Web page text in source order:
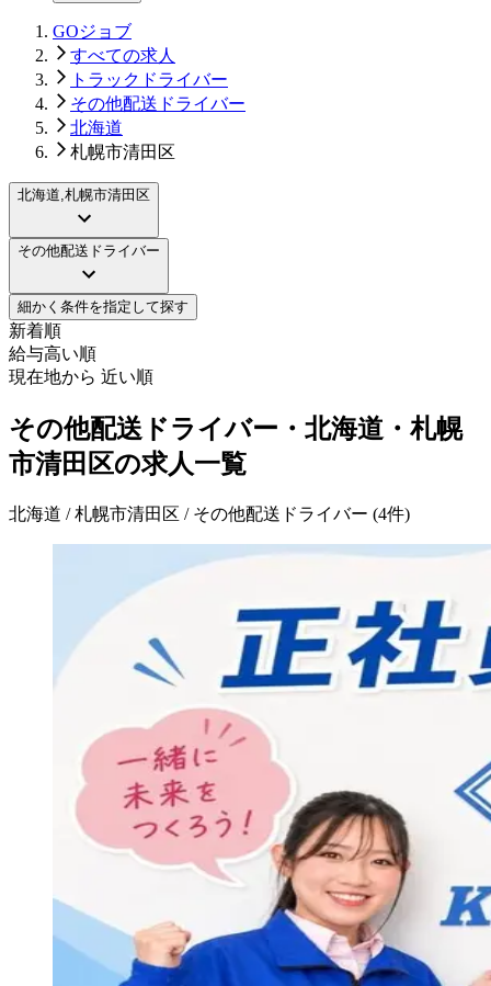
GOジョブ
すべての求人
トラックドライバー
その他配送ドライバー
北海道
札幌市清田区
北海道,札幌市清田区
その他配送ドライバー
細かく条件を指定して探す
新着順
給与高い順
現在地から 近い順
その他配送ドライバー・北海道・札幌
市清田区の求人一覧
北海道 / 札幌市清田区 / その他配送ドライバー (4件)